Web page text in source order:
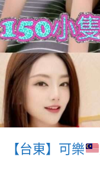
【台東】可樂